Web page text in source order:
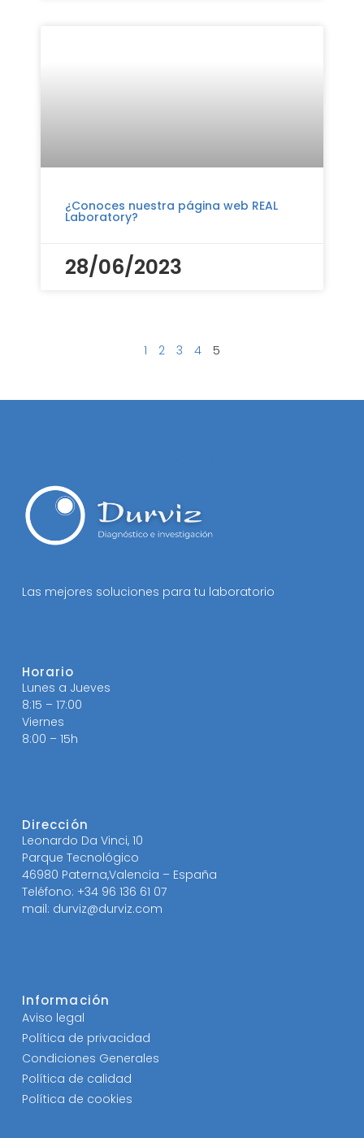
¿Conoces nuestra página web REAL
Laboratory?
28/06/2023
1 2 3 4 5
Las mejores soluciones para tu laboratorio
Horario
Lunes a Jueves
8:15 – 17:00
Viernes
8:00 – 15h
Dirección
Leonardo Da Vinci, 10
Parque Tecnológico
46980 Paterna,Valencia – España
Teléfono: +34 96 136 61 07
mail: durviz@durviz.com
Información
Aviso legal
Política de privacidad
Condiciones Generales
Política de calidad
Política de cookies